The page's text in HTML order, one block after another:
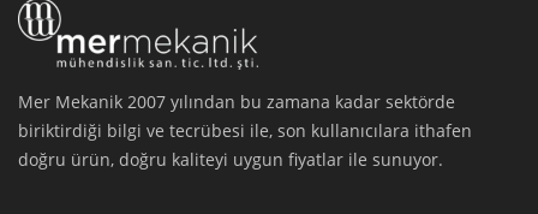
Mer Mekanik 2007 yılından bu zamana kadar sektörde
biriktirdiği bilgi ve tecrübesi ile, son kullanıcılara ithafen
doğru ürün, doğru kaliteyi uygun fiyatlar ile sunuyor.